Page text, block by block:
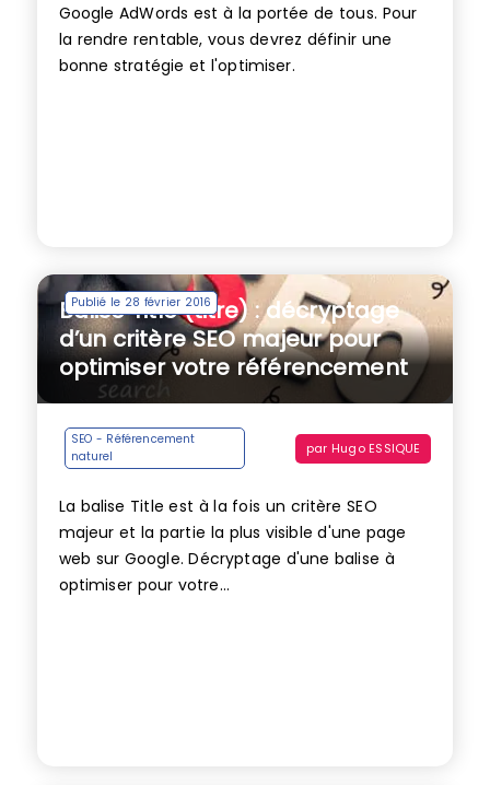
Google AdWords est à la portée de tous. Pour
la rendre rentable, vous devrez définir une
bonne stratégie et l'optimiser.
Publié le 28 février 2016
Balise Title (titre) : décryptage
d’un critère SEO majeur pour
optimiser votre référencement
SEO - Référencement
naturel
par Hugo ESSIQUE
La balise Title est à la fois un critère SEO
majeur et la partie la plus visible d'une page
web sur Google. Décryptage d'une balise à
optimiser pour votre...